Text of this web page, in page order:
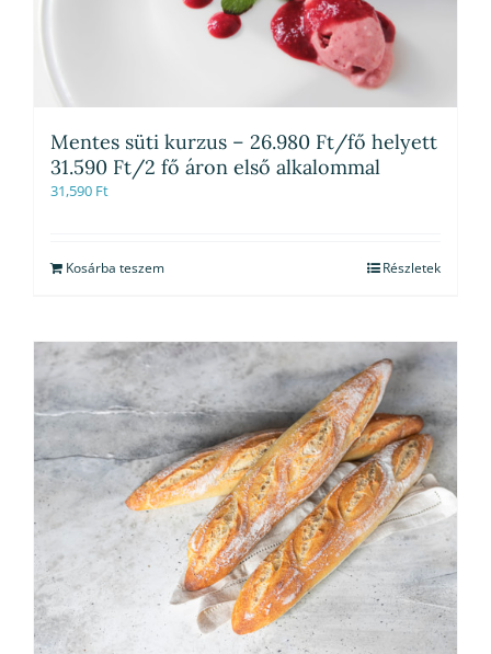
Mentes süti kurzus – 26.980 Ft/fő helyett
31.590 Ft/2 fő áron első alkalommal
31,590 Ft
Kosárba teszem Részletek